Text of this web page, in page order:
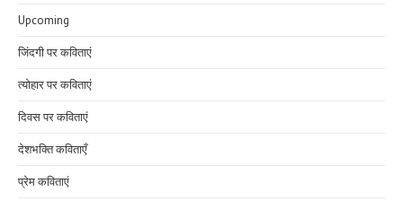
Upcoming
जिंदगी पर कविताएं
त्योहार पर कविताएं
दिवस पर कविताएं
देशभक्ति कविताएँ
प्रेम कविताएं